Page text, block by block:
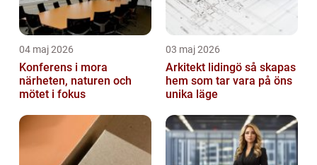
04 maj 2026
Konferens i mora
närheten, naturen och
mötet i fokus
03 maj 2026
Arkitekt lidingö så skapas
hem som tar vara på öns
unika läge